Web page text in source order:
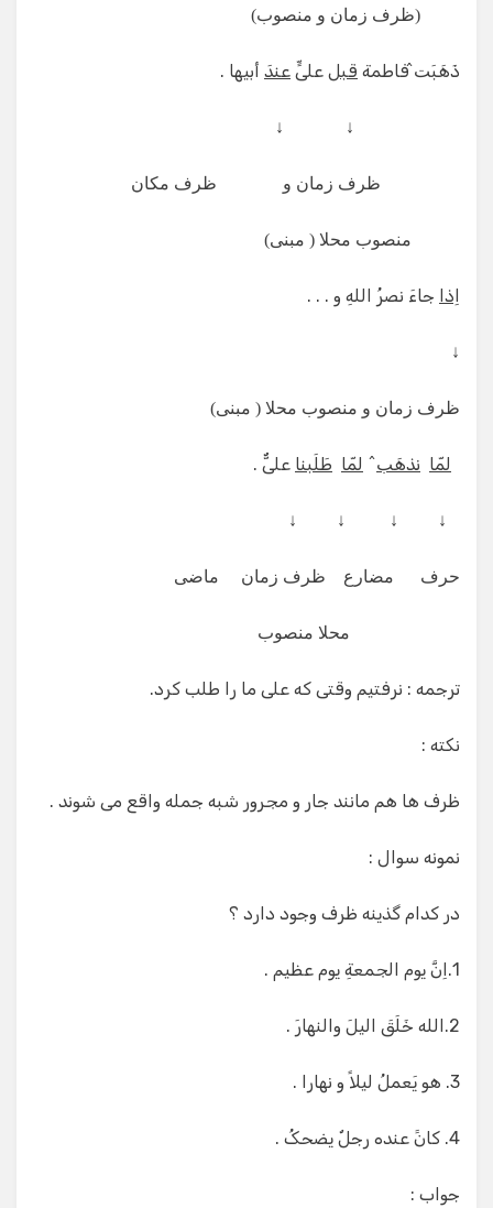
(ظرف زمان و منصوب)
ذَهَبَت̂ فاطمة قبل علیٍّ عندَ أبیها .
↓ ↓
ظرف زمان و ظرف مکان
منصوب محلا ( مبنی)
اِذا جاءَ نصرُ اللهِ و . . .
↓
ظرف زمان و منصوب محلا ( مبنی)
لمّا نذهَب̂ لمّا طَلَبنا علیٌّ .
↓ ↓ ↓ ↓
حرف مضارع ظرف زمان ماضی
محلا منصوب
ترجمه : نرفتیم وقتی که علی ما را طلب کرد.
نکته :
ظرف ها هم مانند جار و مجرور شبه جمله واقع می شوند .
نمونه سوال :
در کدام گذینه ظرف وجود دارد ؟
1.اِنَّ یوم الجمعةِ یوم عظیم .
2.الله خَلَقَ الیلَ والنهارَ .
3. هو یَعملُ لیلاً و نهارا .
4. کانََ عنده رجلٌ یضحکُ .
جواب :